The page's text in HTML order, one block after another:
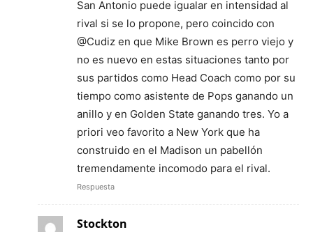
San Antonio puede igualar en intensidad al
rival si se lo propone, pero coincido con
@Cudiz en que Mike Brown es perro viejo y
no es nuevo en estas situaciones tanto por
sus partidos como Head Coach como por su
tiempo como asistente de Pops ganando un
anillo y en Golden State ganando tres. Yo a
priori veo favorito a New York que ha
construido en el Madison un pabellón
tremendamente incomodo para el rival.
Respuesta
Stockton